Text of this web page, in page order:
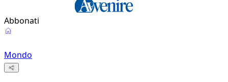
Abbonati
Mondo